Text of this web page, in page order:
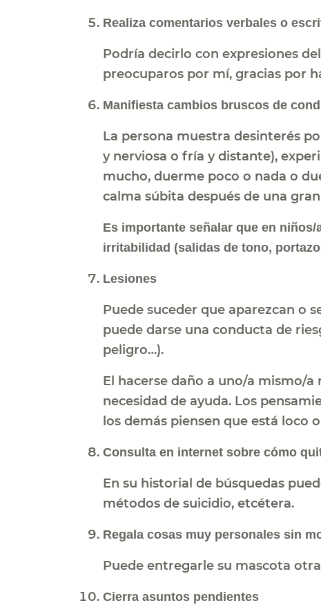
Realiza comentarios verbales o
Podría decirlo con expresiones
preocuparos por mí, gracias por
Manifiesta cambios bruscos de
La persona muestra desinterés
y nerviosa o fría y distante),
mucho, duerme poco o nada o
calma súbita después de una
Es importante señalar que en
irritabilidad (salidas de tono,
Lesiones
Puede suceder que aparezcan o
puede darse una conducta de
peligro…).
El hacerse daño a uno/a mismo/
necesidad de ayuda. Los
los demás piensen que está loco
Consulta en internet sobre cómo
En su historial de búsquedas
métodos de suicidio, etcétera.
Regala cosas muy personales sin
Puede entregarle su mascota
Cierra asuntos pendientes